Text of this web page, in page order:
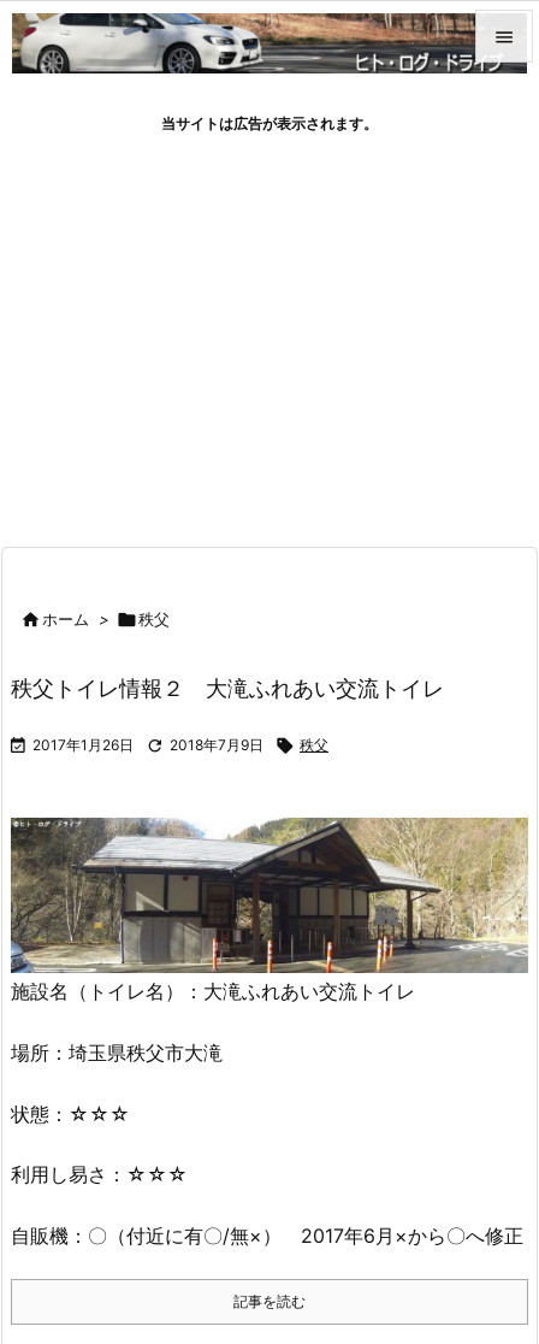

当サイトは広告が表示されます。
ホーム > 秩父
秩父トイレ情報２ 大滝ふれあい交流トイレ
 2017年1月26日  2018年7月9日  秩父
施設名（トイレ名）：大滝ふれあい交流トイレ
場所：埼玉県秩父市大滝
状態：☆☆☆
利用し易さ：☆☆☆
自販機：〇（付近に有〇/無×） 2017年6月×から〇へ修正
記事を読む